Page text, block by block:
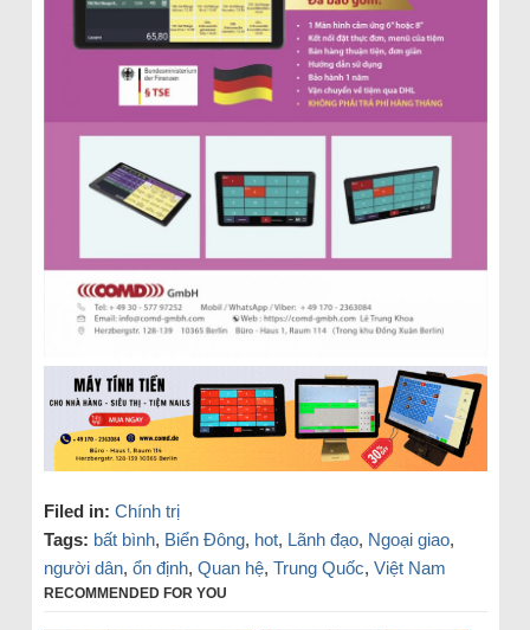
Filed in: Chính trị
Tags: bất bình, Biển Đông, hot, Lãnh đạo, Ngoại giao,
người dân, ổn định, Quan hệ, Trung Quốc, Việt Nam
RECOMMENDED FOR YOU